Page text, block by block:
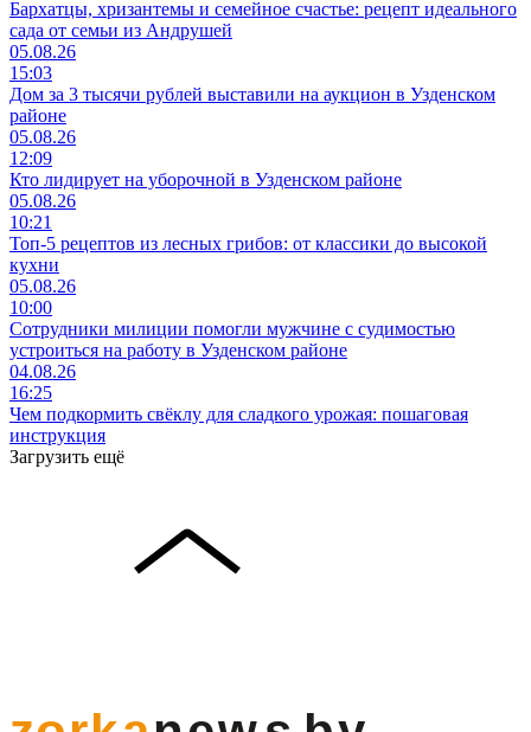
Бархатцы, хризантемы и семейное счастье: рецепт идеального
сада от семьи из Андрушей
05.08.26
15:03
Дом за 3 тысячи рублей выставили на аукцион в Узденском
районе
05.08.26
12:09
Кто лидирует на уборочной в Узденском районе
05.08.26
10:21
Топ-5 рецептов из лесных грибов: от классики до высокой
кухни
05.08.26
10:00
Сотрудники милиции помогли мужчине с судимостью
устроиться на работу в Узденском районе
04.08.26
16:25
Чем подкормить свёклу для сладкого урожая: пошаговая
инструкция
Загрузить ещё